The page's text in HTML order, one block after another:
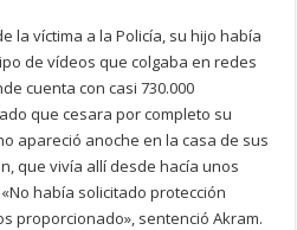
la víctima a la Policía, su hijo había
de vídeos que colgaba en redes
cuenta con casi 730.000
que cesara por completo su
apareció anoche en la casa de sus
que vivía allí desde hacía unos
había solicitado protección
proporcionado», sentenció Akram.